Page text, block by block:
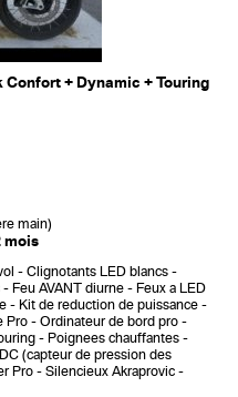
Confort + Dynamic + Touring
main)
mois
Clignotants LED blancs
Feu AVANT diurne
Feux a LED
Kit de reduction de puissance
Pro
Ordinateur de bord pro
Poignees chauffantes
(capteur de pression des
Pro
Silencieux Akraprovic